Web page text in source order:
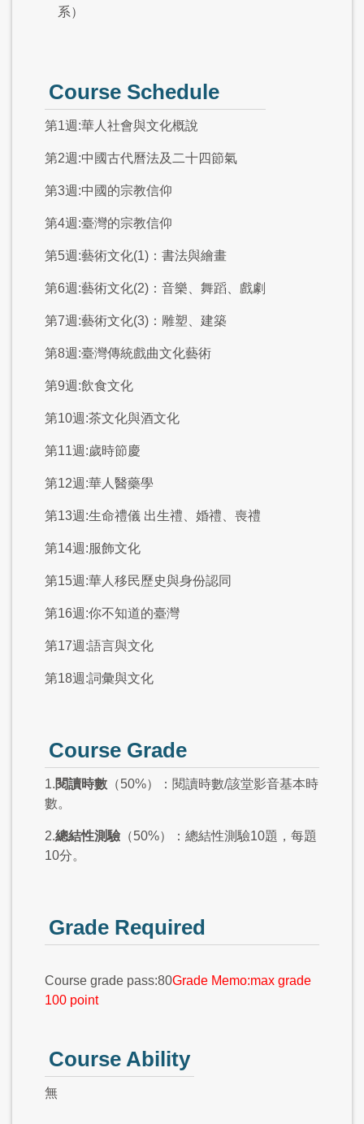
系）
Course Schedule
第1週:華人社會與文化概說
第2週:中國古代曆法及二十四節氣
第3週:中國的宗教信仰
第4週:臺灣的宗教信仰
第5週:藝術文化(1)：書法與繪畫
第6週:藝術文化(2)：音樂、舞蹈、戲劇
第7週:藝術文化(3)：雕塑、建築
第8週:臺灣傳統戲曲文化藝術
第9週:飲食文化
第10週:茶文化與酒文化
第11週:歲時節慶
第12週:華人醫藥學
第13週:生命禮儀 出生禮、婚禮、喪禮
第14週:服飾文化
第15週:華人移民歷史與身份認同
第16週:你不知道的臺灣
第17週:語言與文化
第18週:詞彙與文化
Course Grade
1.閱讀時數 （50%）：閱讀時數/該堂影音基本時
數。
2.總結性測驗 （50%）：總結性測驗10題，每題
10分。
Grade Required
Course grade pass:80Grade Memo:max grade
100 point
Course Ability
無